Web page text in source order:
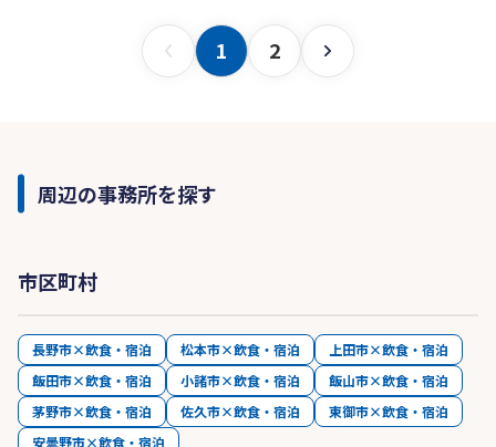
1 2
周辺の事務所を探す
市区町村
長野市×飲食・宿泊 松本市×飲食・宿泊
上田市×飲食・宿泊
飯田市×飲食・宿泊
小諸市×飲食・宿泊
飯山市×飲食・宿泊
茅野市×飲食・宿泊
佐久市×飲食・宿泊
東御市×飲食・宿泊
安曇野市×飲食・宿泊